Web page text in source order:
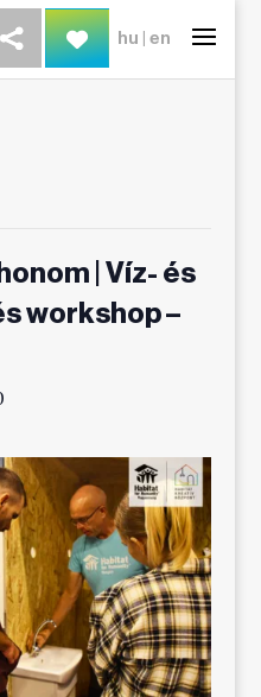
hu |en
| Víz- és
workshop –